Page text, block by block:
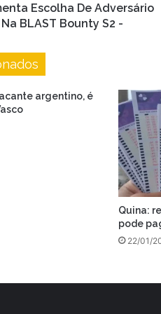
Escolha De Adversário
Na BLAST Bounty S2 -
argentino, é
Quina:
pode
22/01/